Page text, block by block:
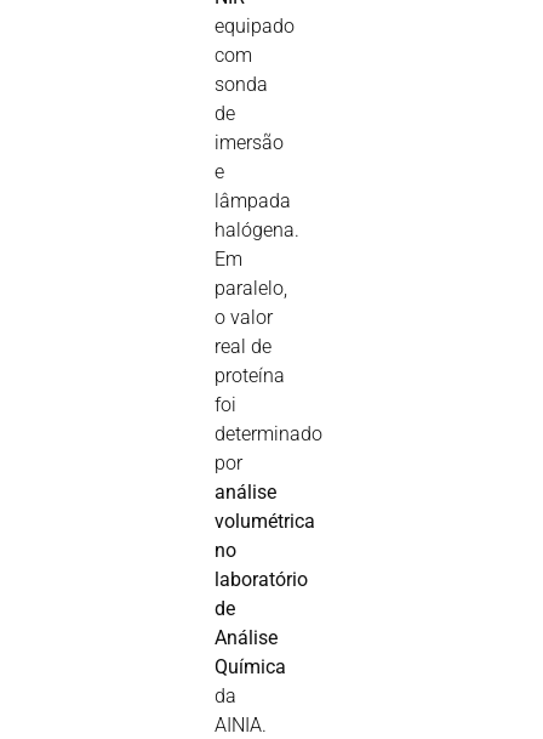
equipado
com
sonda
de
imersão
e
lâmpada
halógena.
Em
paralelo,
o valor
real de
proteína
foi
determinado
por
análise
volumétrica
no
laboratório
de
Análise
Química
da
AINIA.